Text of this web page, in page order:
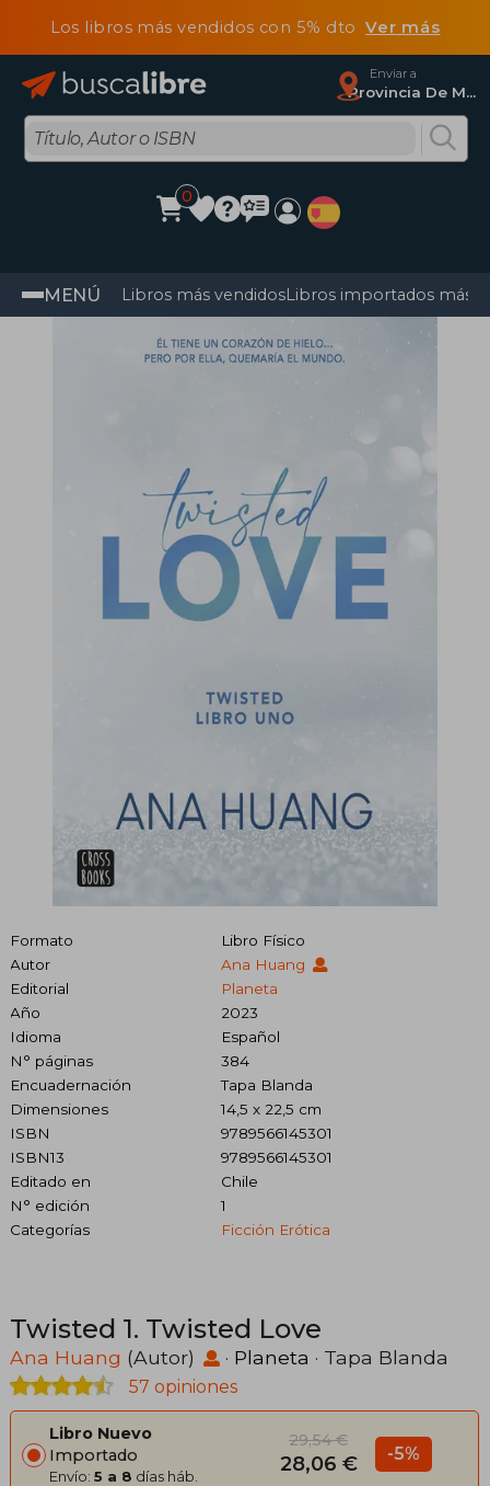
Los libros más vendidos con 5% dtoVer más
Enviar a
Provincia De Madrid
0
MENÚ Libros más vendidosLibros importados más
Formato
Libro Físico
Autor
Ana Huang
Editorial
Planeta
Año
2023
Idioma
Español
N° páginas
384
Encuadernación
Tapa Blanda
Dimensiones
14,5 x 22,5 cm
ISBN
9789566145301
ISBN13
9789566145301
Editado en
Chile
N° edición
1
Categorías
Ficción Erótica
Twisted 1. Twisted Love
Ana Huang (Autor) · Planeta · Tapa Blanda
57 opiniones
Libro Nuevo
Importado
Envío: 5 a 8 días háb.
29,54 €
28,06 € -5%